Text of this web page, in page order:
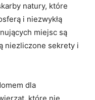
natury, ⁣które
‍i niezwykłą
miejsc są
niezliczone ​sekrety ⁣i
dla